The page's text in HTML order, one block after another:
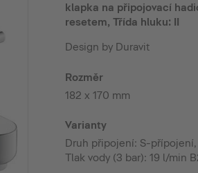
klapka na připojovací
resetem, Třída hluku: II
Design by Duravit
Rozměr
182 x 170 mm
Varianty
Druh připojení: S-
Tlak vody (3 bar): 19 l/min